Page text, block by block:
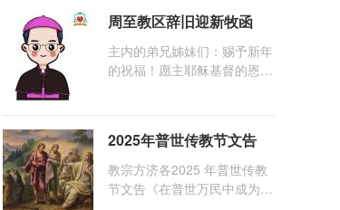
周至教区辞旧迎新牧函
主内的弟兄姊妹们：赐予新年
的祝福！愿主耶稣基督的恩
们，愿临在的救主基督安慰你
们，并圣化你们的生活，作为
祝贺祂诞辰的珍贵礼品。
2025年普世传教节文告
教宗方济各2025 年普世传教
节文告《在普世万民中成为怀